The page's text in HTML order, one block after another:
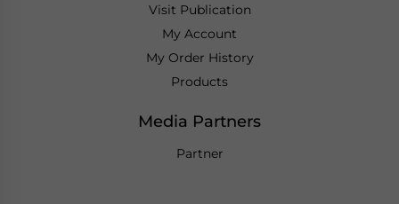
Visit Publication
My Account
My Order History
Products
Media Partners
Partner